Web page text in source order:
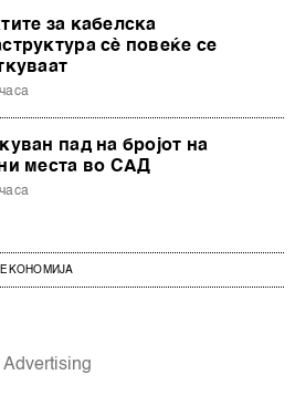
за кабелска
сè повеќе се
пад на бројот на
места во САД